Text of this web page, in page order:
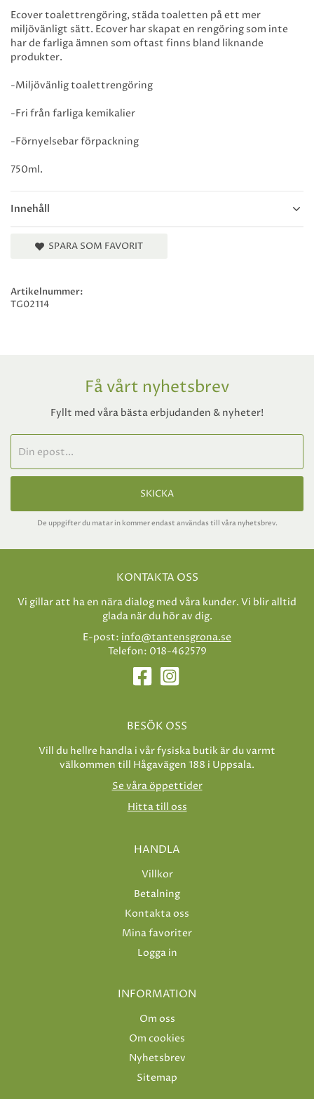
Innehåll
Ecover toalettrengöring, städa toaletten på ett mer
miljövänligt sätt. Ecover har skapat en rengöring som inte
har de farliga ämnen som oftast finns bland liknande
produkter.
-Miljövänlig toalettrengöring
-Fri från farliga kemikalier
-Förnyelsebar förpackning
750ml.
SPARA SOM FAVORIT
Artikelnummer:
TG02114
Få vårt nyhetsbrev
Fyllt med våra bästa erbjudanden & nyheter!
SKICKA
De uppgifter du matar in kommer endast användas till våra nyhetsbrev.
KONTAKTA OSS
Vi gillar att ha en nära dialog med våra kunder. Vi blir alltid
glada när du hör av dig.
E-post: info@tantensgrona.se
Telefon: 018-462579
BESÖK OSS
Vill du hellre handla i vår fysiska butik är du varmt
välkommen till Hågavägen 188 i Uppsala.
Se våra öppettider
Hitta till oss
HANDLA
Villkor
Betalning
Kontakta oss
Mina favoriter
Logga in
INFORMATION
Om oss
Om cookies
Nyhetsbrev
Sitemap